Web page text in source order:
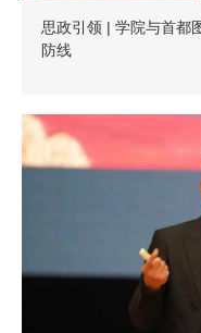
思政引领 | 学院与首都
防线